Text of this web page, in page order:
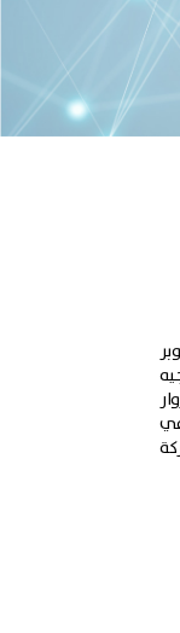
الثاني عشر في الفترة من27 أكتوبر